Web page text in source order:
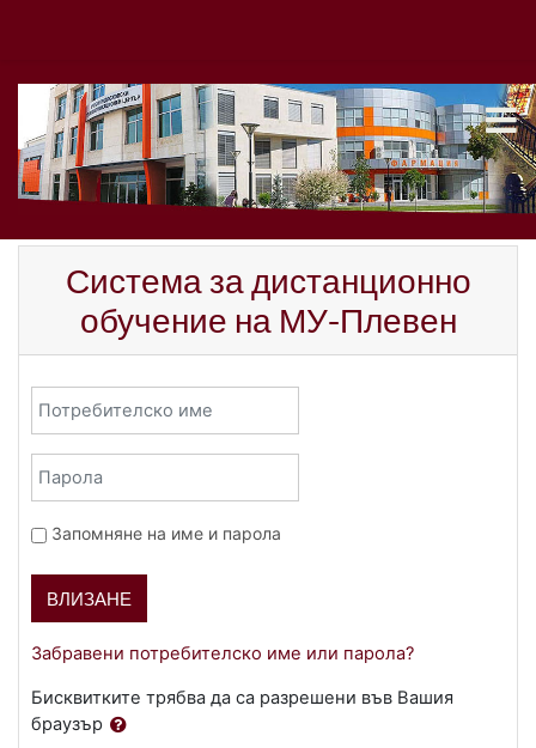
Система за дистанционно
обучение на МУ-Плевен
Потребителско име
Парола
Запомняне на име и парола
ВЛИЗАНЕ
Забравени потребителско име или парола?
Бисквитките трябва да са разрешени във Вашия
браузър